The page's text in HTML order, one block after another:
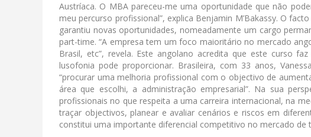
Austríaca. O MBA pareceu-me uma oportunidade que não
meu percurso profissional”, explica Benjamin M’Bakassy. O
garantiu novas oportunidades, nomeadamente um cargo
part-time. “A empresa tem um foco maioritário no mercado
Brasil, etc”, revela. Este angolano acredita que este curso
lusofonia pode proporcionar. Brasileira, com 33 anos,
“procurar uma melhoria profissional com o objectivo de
área que escolhi, a administração empresarial”. Na sua
profissionais no que respeita a uma carreira internacional, na
traçar objectivos, planear e avaliar cenários e riscos em
constitui uma importante diferencial competitivo no mercado de